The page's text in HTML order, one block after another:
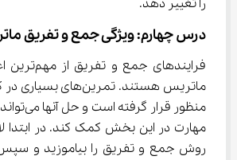
را تغییر دهد.
درس چهارم: ویژگی جمع و تفریق
فرایندهای
ماتریس هستند. تمرین‌های
منظور
مهارت در این بخش کمک کند. در ابتدا
روش جمع و تفریق را بیاموزید و